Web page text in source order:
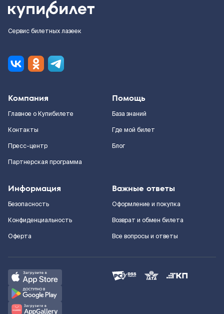
Сервис билетных лазеек
Компания
Главное о Купибилете
Контакты
Пресс-центр
Партнерская программа
Помощь
База знаний
Где мой билет
Блог
Информация
Безопасность
Конфиденциальность
Оферта
Важные ответы
Оформление и покупка
Возврат и обмен билета
Все вопросы и ответы